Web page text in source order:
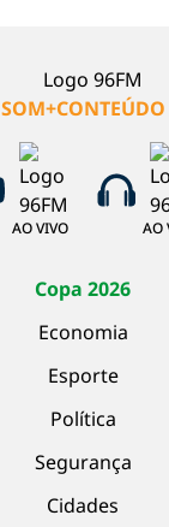
SOM+CONTEÚDO
AO VIVO AO
Copa 2026
Economia
Esporte
Política
Segurança
Cidades